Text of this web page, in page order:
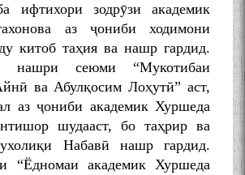
ифтихори зодрӯзи академик
аз ҷониби ходимони
китоб таҳия ва нашр гардид.
нашри сеюми “Мукотибаи
ва Абулқосим Лоҳутӣ” аст,
аз ҷониби академик Хуршеда
шудааст, бо таҳрир ва
Набавӣ нашр гардид.
“Ёдномаи академик Хуршеда